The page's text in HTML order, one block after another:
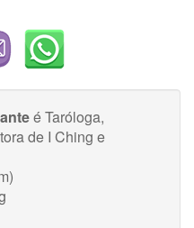
é Taróloga,
de I Ching e